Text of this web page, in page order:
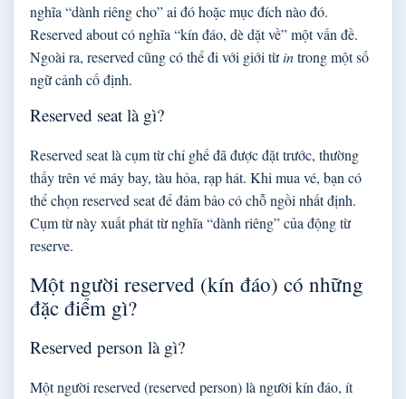
nghĩa “dành riêng cho” ai đó hoặc mục đích nào đó.
Reserved about có nghĩa “kín đáo, dè dặt về” một vấn đề.
Ngoài ra, reserved cũng có thể đi với giới từintrong một số
ngữ cảnh cố định.
Reserved seat là gì?
Reserved seat là cụm từ chỉ ghế đã được đặt trước, thường
thấy trên vé máy bay, tàu hỏa, rạp hát. Khi mua vé, bạn có
thể chọn reserved seat để đảm bảo có chỗ ngồi nhất định.
Cụm từ này xuất phát từ nghĩa “dành riêng” của động từ
reserve.
Một người reserved (kín đáo) có những
đặc điểm gì?
Reserved person là gì?
Một người reserved (reserved person) là người kín đáo, ít